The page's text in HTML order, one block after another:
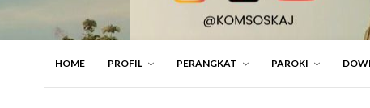
HOME PROFIL PERANGKAT PAROKI